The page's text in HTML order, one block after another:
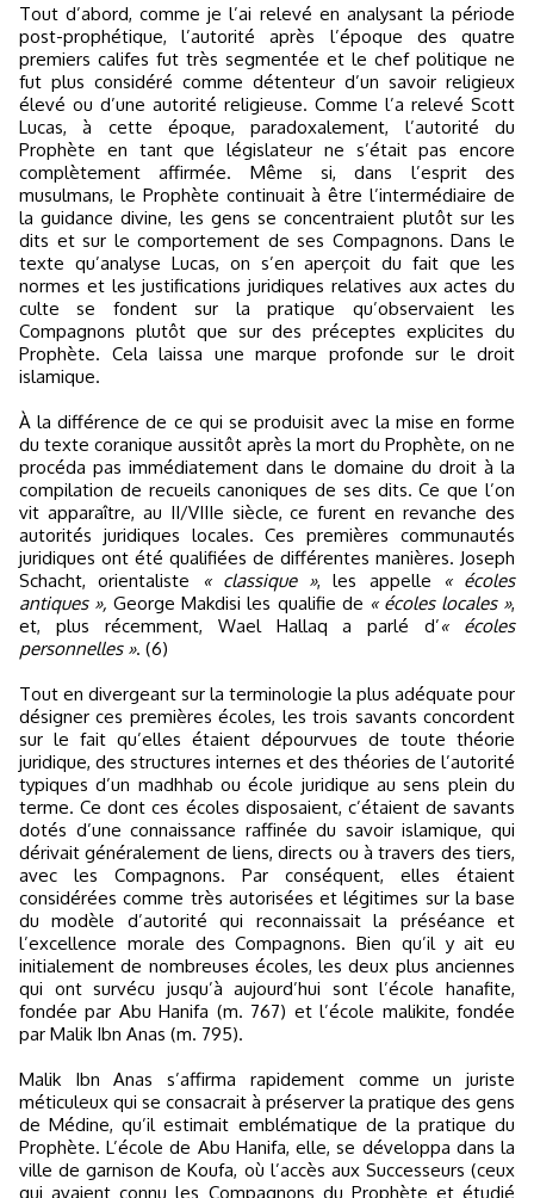
Tout d’abord, comme je l’ai relevé en analysant la période
post-prophétique, l’autorité après l’époque des quatre
premiers califes fut très segmentée et le chef politique ne
fut plus considéré comme détenteur d’un savoir religieux
élevé ou d’une autorité religieuse. Comme l’a relevé Scott
Lucas, à cette époque, paradoxalement, l’autorité du
Prophète en tant que législateur ne s’était pas encore
complètement affirmée. Même si, dans l’esprit des
musulmans, le Prophète continuait à être l’intermédiaire de
la guidance divine, les gens se concentraient plutôt sur les
dits et sur le comportement de ses Compagnons. Dans le
texte qu’analyse Lucas, on s’en aperçoit du fait que les
normes et les justifications juridiques relatives aux actes du
culte se fondent sur la pratique qu’observaient les
Compagnons plutôt que sur des préceptes explicites du
Prophète. Cela laissa une marque profonde sur le droit
islamique.
À la différence de ce qui se produisit avec la mise en forme
du texte coranique aussitôt après la mort du Prophète, on ne
procéda pas immédiatement dans le domaine du droit à la
compilation de recueils canoniques de ses dits. Ce que l’on
vit apparaître, au II/VIIIe siècle, ce furent en revanche des
autorités juridiques locales. Ces premières communautés
juridiques ont été qualifiées de différentes manières. Joseph
Schacht, orientaliste
« classique », les appelle
« écoles
antiques », George Makdisi les qualifie de « écoles locales »,
et, plus récemment, Wael Hallaq a parlé d’« écoles
personnelles ». (6)
Tout en divergeant sur la terminologie la plus adéquate pour
désigner ces premières écoles, les trois savants concordent
sur le fait qu’elles étaient dépourvues de toute théorie
juridique, des structures internes et des théories de l’autorité
typiques d’un madhhab ou école juridique au sens plein du
terme. Ce dont ces écoles disposaient, c’étaient de savants
dotés d’une connaissance raffinée du savoir islamique, qui
dérivait généralement de liens, directs ou à travers des tiers,
avec les Compagnons. Par conséquent, elles étaient
considérées comme très autorisées et légitimes sur la base
du modèle d’autorité qui reconnaissait la préséance et
l’excellence morale des Compagnons. Bien qu’il y ait eu
initialement de nombreuses écoles, les deux plus anciennes
qui ont survécu jusqu’à aujourd’hui sont l’école hanafite,
fondée par Abu Hanifa (m. 767) et l’école malikite, fondée
par Malik Ibn Anas (m. 795).
Malik Ibn Anas s’affirma rapidement comme un juriste
méticuleux qui se consacrait à préserver la pratique des gens
de Médine, qu’il estimait emblématique de la pratique du
Prophète. L’école de Abu Hanifa, elle, se développa dans la
ville de garnison de Koufa, où l’accès aux Successeurs (ceux
qui avaient connu les Compagnons du Prophète et étudié